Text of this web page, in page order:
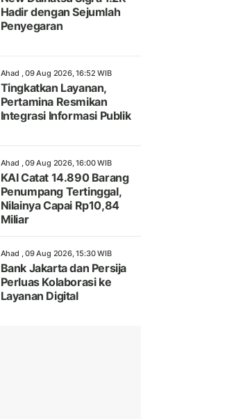
Hadir dengan Sejumlah
Penyegaran
Ahad , 09 Aug 2026, 16:52 WIB
Tingkatkan Layanan,
Pertamina Resmikan
Integrasi Informasi Publik
Ahad , 09 Aug 2026, 16:00 WIB
KAI Catat 14.890 Barang
Penumpang Tertinggal,
Nilainya Capai Rp10,84
Miliar
Ahad , 09 Aug 2026, 15:30 WIB
Bank Jakarta dan Persija
Perluas Kolaborasi ke
Layanan Digital